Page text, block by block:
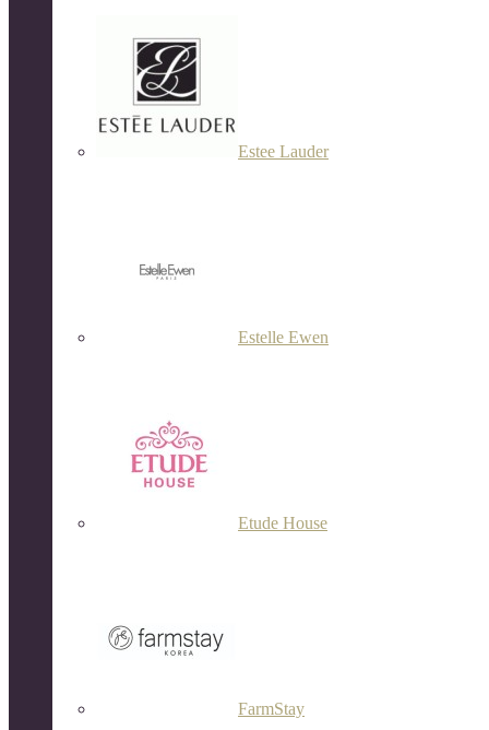
Estee Lauder
Estelle Ewen
Etude House
FarmStay